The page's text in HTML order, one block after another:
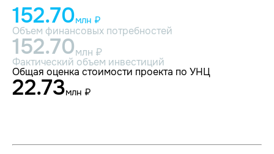
152.70млн ₽
Объем финансовых потребностей
152.70млн ₽
Фактический объем инвестиций
Общая оценка стоимости проекта по УНЦ
22.73млн ₽